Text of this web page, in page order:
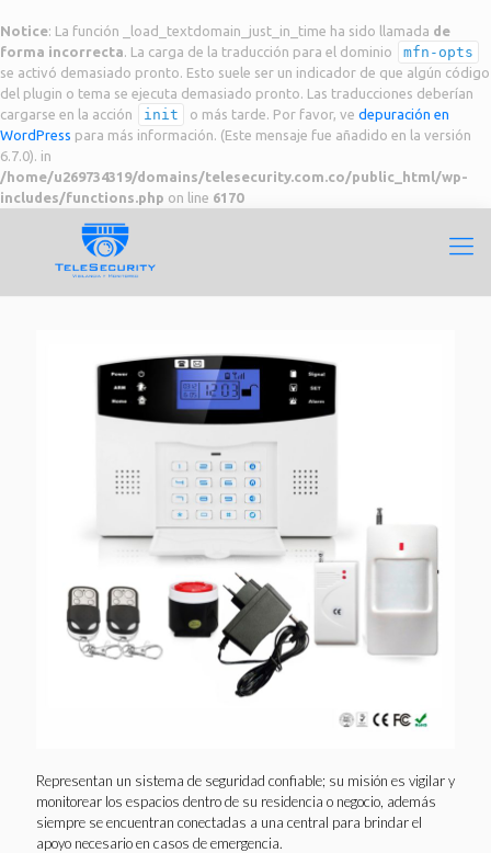
Notice: La función _load_textdomain_just_in_time ha sido llamada de
forma incorrecta. La carga de la traducción para el dominio mfn-opts
se activó demasiado pronto. Esto suele ser un indicador de que algún código
del plugin o tema se ejecuta demasiado pronto. Las traducciones deberían
cargarse en la acción
init o más tarde. Por favor, ve depuración en
WordPress para más información. (Este mensaje fue añadido en la versión
6.7.0). in
/home/u269734319/domains/telesecurity.com.co/public_html/wp-
includes/functions.php on line 6170
Representan un sistema de seguridad confiable; su misión es vigilar y
monitorear los espacios dentro de su residencia o negocio, además
siempre se encuentran conectadas a una central para brindar el
apoyo necesario en casos de emergencia.